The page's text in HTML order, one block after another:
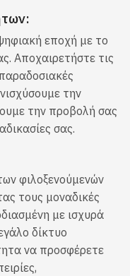
εποχή με το
Αποχαιρετήστε τις
την
την προβολή σας
σας.
φιλοξενούμενών
τους μοναδικές
με ισχυρά
δίκτυο
να προσφέρετε